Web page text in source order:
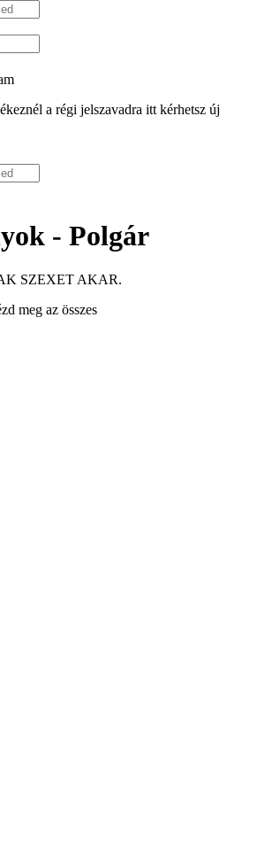
a régi jelszavadra itt kérhetsz új
- Polgár
SZEXET AKAR.
meg az összes